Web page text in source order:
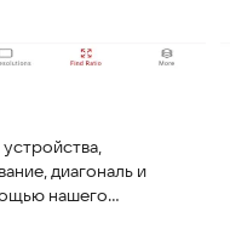
диагональ и
нашего